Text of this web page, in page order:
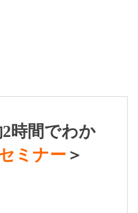
2時間でわか
ミナー ＞